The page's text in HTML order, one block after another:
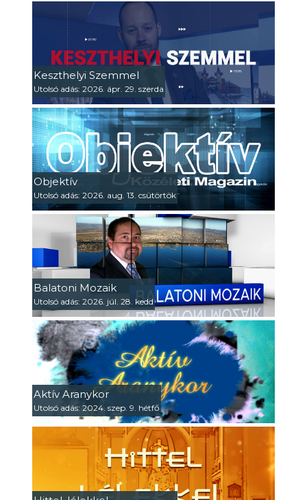
Keszthelyi Szemmel
Utolsó adás: 2026. ápr. 29. szerda
Objektív
Utolsó adás: 2026. aug. 13. csütörtök
Balatoni Mozaik
Utolsó adás: 2026. júl. 28. kedd
Aktív Aranykor
Utolsó adás: 2024. szep. 9. hétfő